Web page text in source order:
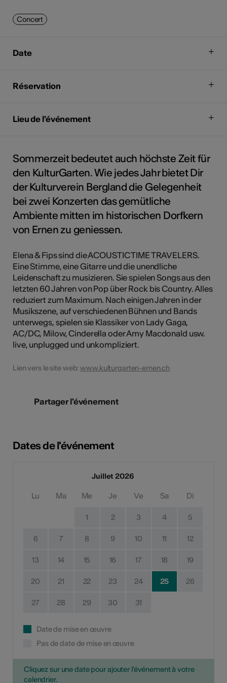
Concert
Date
Réservation
Lieu de l'événement
Sommerzeit bedeutet auch höchste Zeit für
den KulturGarten. Wie jedes Jahr bietet Dir
der Kulturverein Bergland die Gelegenheit
bei zwei Konzerten das gemütliche
Ambiente mitten im historischen Dorfkern
von Ernen zu geniessen.
Elena & Fips sind die ACOUSTIC TIME TRAVELERS.
Eine Stimme, eine Gitarre und die unendliche
Leidenschaft zu musizieren. Sie spielen Songs aus den
letzten 60 Jahren von Pop über Rock bis Country. Alles
reduziert zum Maximum. Nach einigen Jahren in der
Musikszene, auf verschiedenen Bühnen und Bands
unterwegs, spielen sie Klassiker von Lady Gaga,
AC/DC, Milow, Cinderella oder Amy Macdonald usw.
live, unplugged und unkompliziert.
Lien vers le site web:www.kulturgarten-ernen.ch
Partager l'événement
Dates de l'événement
Juillet 2026
Lu Ma Me Je Ve Sa Di
1 2 3 4 5
6 7 8 9 10 11 12
13 14 15 16 17 18 19
20 21 22 23 24 25 26
27 28 29 30 31
Date de mise en œuvre
Pas de date de mise en œuvre
Cliquez sur une date pour ajouter l'événement à votre
calendrier.